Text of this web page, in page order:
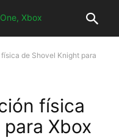
de Shovel Knight para
física
Xbox